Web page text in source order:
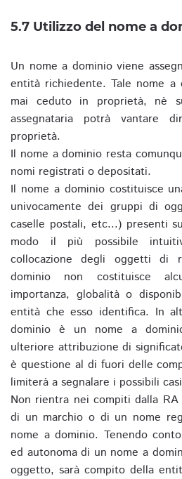
5.7 Utilizzo del nome a
Un nome a dominio viene
entità richiedente. Tale nome
mai ceduto in proprietà, nè
assegnataria potrà vantare
proprietà.
Il nome a dominio resta
nomi registrati o depositati.
Il nome a dominio costituisce
univocamente dei gruppi di
caselle postali, etc...) presenti
modo il più possibile
collocazione degli oggetti di
dominio non costituisce
importanza, globalità o
entità che esso identifica. In
dominio è un nome a
ulteriore attribuzione di
è questione al di fuori delle
limiterà a segnalare i possibili
Non rientra nei compiti dalla
di un marchio o di un nome
nome a dominio. Tenendo
ed autonoma di un nome a
oggetto, sarà compito della